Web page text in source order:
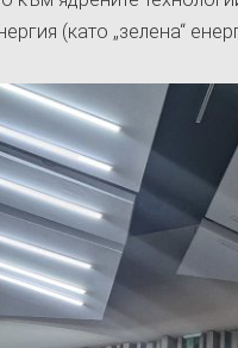
(като „зелена“